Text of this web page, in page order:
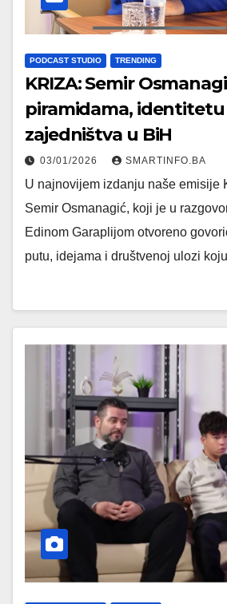
PODCAST STUDIO TRENDING
KRIZA: Semir
piramidama, identitetu
zajedništva u BiH
03/01/2026 SMARTINFO.BA
U najnovijem izdanju naše emisije
Semir Osmanagić, koji je u
Edinom Garaplijom otvoreno
putu, idejama i društvenoj ulozi